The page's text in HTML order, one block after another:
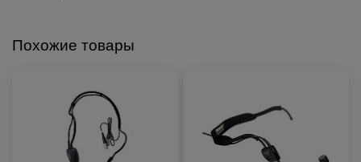
Похожие товары